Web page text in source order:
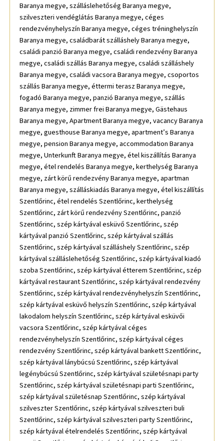
Baranya megye, szálláslehetőség Baranya megye,
szilveszteri vendéglátás Baranya megye, céges
rendezvényhelyszín Baranya megye, céges tréninghelyszín
Baranya megye, családbarát szálláshely Baranya megye,
családi panzió Baranya megye, családi rendezvény Baranya
megye, családi szállás Baranya megye, családi szálláshely
Baranya megye, családi vacsora Baranya megye, csoportos
szállás Baranya megye, éttermi terasz Baranya megye,
fogadó Baranya megye, panzió Baranya megye, szállás
Baranya megye, zimmer frei Baranya megye, Gästehaus
Baranya megye, Apartment Baranya megye, vacancy Baranya
megye, guesthouse Baranya megye, apartment’s Baranya
megye, pension Baranya megye, accommodation Baranya
megye, Unterkunft Baranya megye, étel kiszállítás Baranya
megye, étel rendelés Baranya megye, kerthelység Baranya
megye, zárt körű rendezvény Baranya megye, apartman
Baranya megye, szálláskiadás Baranya megye, étel kiszállítás
Szentlőrinc, étel rendelés Szentlőrinc, kerthelység
Szentlőrinc, zárt körű rendezvény Szentlőrinc, panzió
Szentlőrinc, szép kártyával esküvő Szentlőrinc, szép
kártyával panzió Szentlőrinc, szép kártyával szállás
Szentlőrinc, szép kártyával szálláshely Szentlőrinc, szép
kártyával szálláslehetőség Szentlőrinc, szép kártyával kiadó
szoba Szentlőrinc, szép kártyával étterem Szentlőrinc, szép
kártyával restaurant Szentlőrinc, szép kártyával rendezvény
Szentlőrinc, szép kártyával rendezvényhelyszín Szentlőrinc,
szép kártyával esküvő helyszín Szentlőrinc, szép kártyával
lakodalom helyszín Szentlőrinc, szép kártyával esküvői
vacsora Szentlőrinc, szép kártyával céges
rendezvényhelyszín Szentlőrinc, szép kártyával céges
rendezvény Szentlőrinc, szép kártyával bankett Szentlőrinc,
szép kártyával lánybúcsú Szentlőrinc, szép kártyával
legénybúcsú Szentlőrinc, szép kártyával születésnapi party
Szentlőrinc, szép kártyával születésnapi parti Szentlőrinc,
szép kártyával születésnap Szentlőrinc, szép kártyával
szilveszter Szentlőrinc, szép kártyával szilveszteri buli
Szentlőrinc, szép kártyával szilveszteri party Szentlőrinc,
szép kártyával ételrendelés Szentlőrinc, szép kártyával